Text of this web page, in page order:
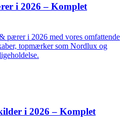
i 2026 – Komplet
pærer i 2026 med vores omfattende
topmærker som Nordlux og
i 2026 – Komplet